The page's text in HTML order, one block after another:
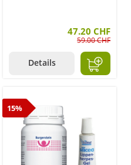
47.20 CHF
59.00 CHF
Details
15%